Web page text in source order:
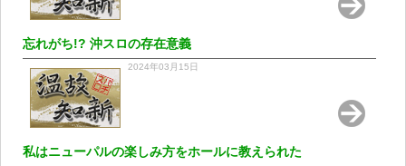
忘れがち!? 沖スロの存在意義
2024年03月15日
私はニューパルの楽しみ方をホールに教えられた